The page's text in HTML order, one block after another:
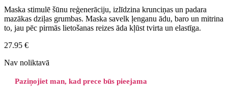
Maska stimulē šūnu reģenerāciju, izlīdzina krunciņas un padara
mazākas dziļas grumbas. Maska savelk ļenganu ādu, baro un mitrina
to, jau pēc pirmās lietošanas reizes āda kļūst tvirta un elastīga.
27.95 €
Nav noliktavā
Paziņojiet man, kad prece būs pieejama